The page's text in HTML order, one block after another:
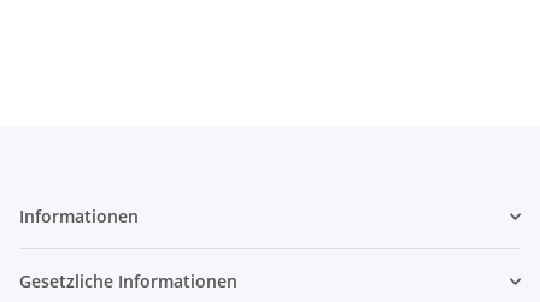
Informationen
Gesetzliche Informationen